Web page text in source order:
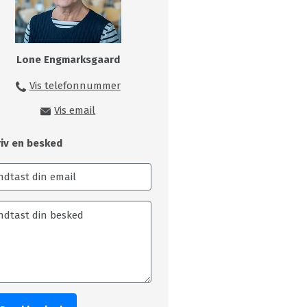
Lone Engmarksgaard
Vis telefonnummer
Vis email
loe@skivecollege.dk
en besked